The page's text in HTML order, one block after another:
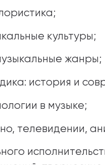
культуры;
жанры;
история и
в музыке;
телевидении,